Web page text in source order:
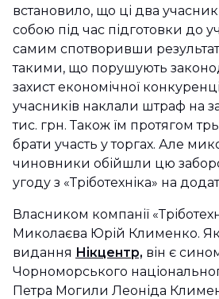
встановило, що ці два
собою під час підготовки до
самим спотворивши результат.
такими, що порушують
захист економічної
учасників наклали штраф на
тис. грн. Також їм протягом
брати участь у торгах. Але
чиновники обійшли цю
угоду з «Тріботехніка» на
Власником компанії
Миколаєва Юрій Клименко.
видання Нікцентр, він є
Чорноморського
Петра Могили Леоніда